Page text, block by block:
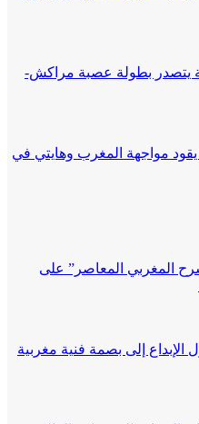
يتصدر بطولة عصبة مراكش-
يقود مواجهة المغرب وهايتي في
المغربي المعاصر” على
إلى بصمة فنية مغربية